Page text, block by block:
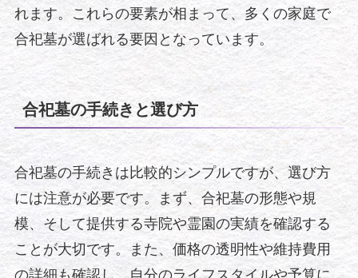
れます。これらの要素が相まって、多くの家庭で
合祀墓が選ばれる要因となっています。
合祀墓の手続きと選び方
合祀墓の手続きは比較的シンプルですが、選び方
には注意が必要です。まず、合祀墓の形態や規
模、そして提供する寺院や霊園の実績を確認する
ことが大切です。また、価格の透明性や維持費用